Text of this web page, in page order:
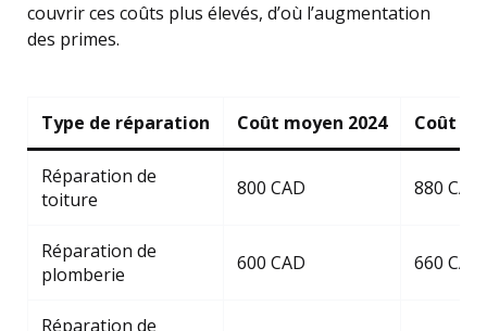
couvrir ces coûts plus élevés, d’où l’augmentation
des primes.
Type de réparation Coût moyen 2024 Coût
Réparation de
toiture
800 CAD 880 CAD
Réparation de
plomberie
600 CAD 660 CAD
Réparation de